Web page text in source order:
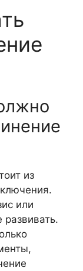
из
или